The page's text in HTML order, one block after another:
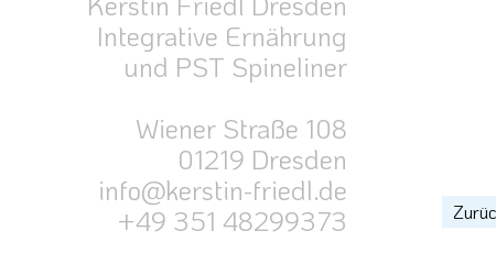
Integrative Ernährung
und PST Spineliner
Wiener Straße 108
01219 Dresden
info@kerstin-friedl.de
+49 351 48299373